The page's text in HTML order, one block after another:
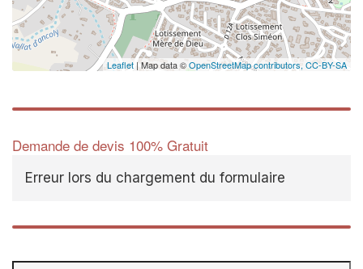
Leaflet | Map data ©OpenStreetMap contributors, CC-BY-SA
Demande de devis 100% Gratuit
Erreur lors du chargement du formulaire
Augmentez votre
vosmargestout en
nouveaux clients!